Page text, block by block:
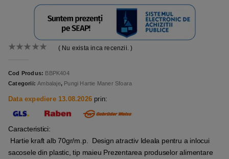
( Nu exista inca recenzii. )
Cod Produs: BBPK404
Categorii:Ambalaje, Pungi Hartie Maner Sfoara
Data expediere 13.08.2026 prin:
Caracteristici:
Hartie kraft alb 70gr/m.p. Design atractiv Ideala pentru a inlocui
sacosele din plastic, tip maieu Prezentarea produselor alimentare